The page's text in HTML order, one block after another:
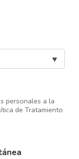
personales a la
de Tratamiento